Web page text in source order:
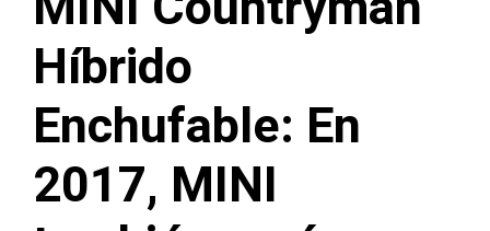
Híbrido
Enchufable: En
2017, MINI